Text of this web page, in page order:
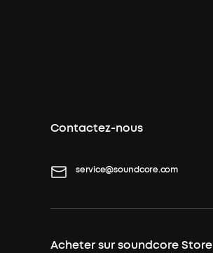
Contactez-nous
service@soundcore.com
Acheter sur soundcore Store